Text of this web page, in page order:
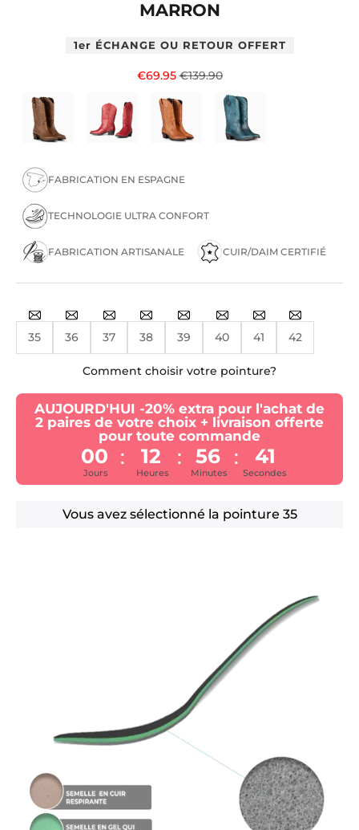
MARRON
1er ÉCHANGE OU RETOUR OFFERT
Prix de vente
€69.95Prix normal
€139.90
FABRICATION EN ESPAGNE
TECHNOLOGIE ULTRA CONFORT
FABRICATION ARTISANALE CUIR/DAIM CERTIFIÉ
35 36 37 38 39 40 41 42
Comment choisir votre pointure?
AUJOURD'HUI -20% extra pour l'achat de
2 paires de votre choix + livraison offerte
pour toute commande
00 : 12 : 56 : 40
Jours Heures Minutes Secondes
Vous avez sélectionné la pointure 35